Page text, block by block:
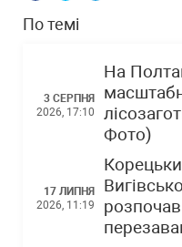
По темі
3 СЕРПНЯ
2026, 17:10
На
Фото)
17 ЛИПНЯ
2026, 11:19